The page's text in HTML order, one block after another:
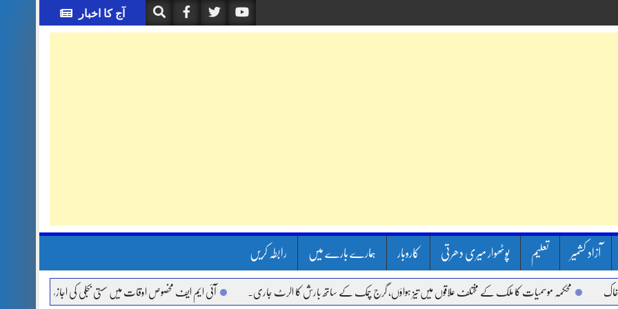
آج کا اخبار
آزاد کشمیر تعلیم پوٹھوار میری دھرتی کاروبار ہمارے بارے میں رابطہ کریں
محکمہ موسمیات کا ملک کے مختلف علاقوں میں تیز ہواؤں، گرج چمک کے ساتھ بارش کا الرٹ جاری. آئی ایم ایف مخصوص اوقات میں سستی بجلی کی اجازت نہیں دے رہا، وفاقی